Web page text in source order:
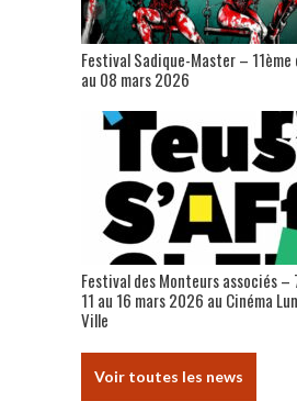
Festival Sadique-Master –
au 08 mars 2026
Festival des Monteurs associés
11 au 16 mars 2026 au Cinéma
Ville
Voir toutes les news